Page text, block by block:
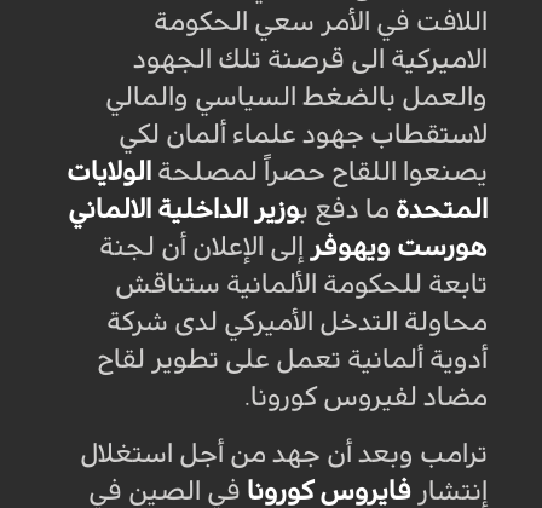
اللافت في الأمر سعي الحكومة
الاميركية الى قرصنة تلك الجهود
والعمل بالضغط السياسي والمالي
لاستقطاب جهود علماء ألمان لكي
يصنعوا اللقاح حصراً لمصلحة الولايات
المتحدة ما دفع بوزير الداخلية الالماني
هورست ويهوفر
إلى الإعلان أن لجنة
تابعة للحكومة الألمانية ستناقش
محاولة التدخل الأميركي لدى شركة
أدوية ألمانية تعمل على تطوير لقاح
مضاد لفيروس كورونا.
ترامب وبعد أن جهد من أجل استغلال
إنتشار فايروس كورونا في الصين في